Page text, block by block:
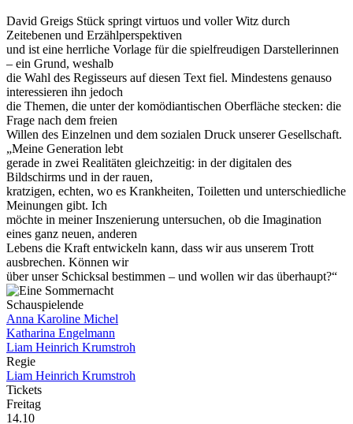
David Greigs Stück springt virtuos und voller Witz durch
Zeitebenen und Erzählperspektiven
und ist eine herrliche Vorlage für die spielfreudigen Darstellerinnen
– ein Grund, weshalb
die Wahl des Regisseurs auf diesen Text fiel. Mindestens genauso
interessieren ihn jedoch
die Themen, die unter der komödiantischen Oberfläche stecken: die
Frage nach dem freien
Willen des Einzelnen und dem sozialen Druck unserer Gesellschaft.
„Meine Generation lebt
gerade in zwei Realitäten gleichzeitig: in der digitalen des
Bildschirms und in der rauen,
kratzigen, echten, wo es Krankheiten, Toiletten und unterschiedliche
Meinungen gibt. Ich
möchte in meiner Inszenierung untersuchen, ob die Imagination
eines ganz neuen, anderen
Lebens die Kraft entwickeln kann, dass wir aus unserem Trott
ausbrechen. Können wir
über unser Schicksal bestimmen – und wollen wir das überhaupt?“
Schauspielende
Anna Karoline Michel
Katharina Engelmann
Liam Heinrich Krumstroh
Regie
Liam Heinrich Krumstroh
Tickets
Freitag
14.10